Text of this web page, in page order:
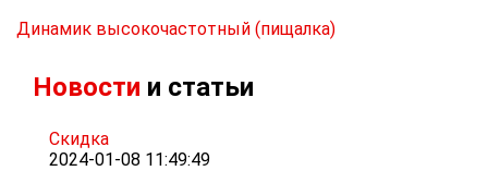
Динамик высокочастотный (пищалка)
Новости и статьи
Скидка
2024-01-08 11:49:49